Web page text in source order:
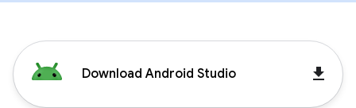
Download Android Studio get_app